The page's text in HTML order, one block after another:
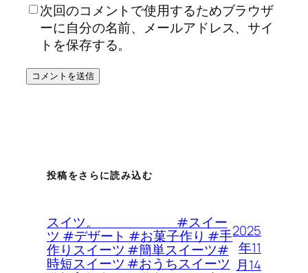
次回のコメントで使用するためブラウザ
ーに自分の名前、メールアドレス、サイ
トを保存する。
投稿をさらに読み込む
スイツ。 #スイー
ツ #デザート #お菓子作り #手
作りスイーツ #簡単スイーツ#
時短スイーツ #おうちスイーツ
2025
年11
月14